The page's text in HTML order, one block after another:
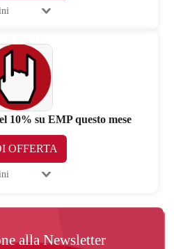
10% su EMP questo mese
OFFERTA
alla Newsletter